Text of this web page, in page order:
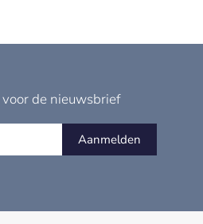
de nieuwsbrief
Aanmelden